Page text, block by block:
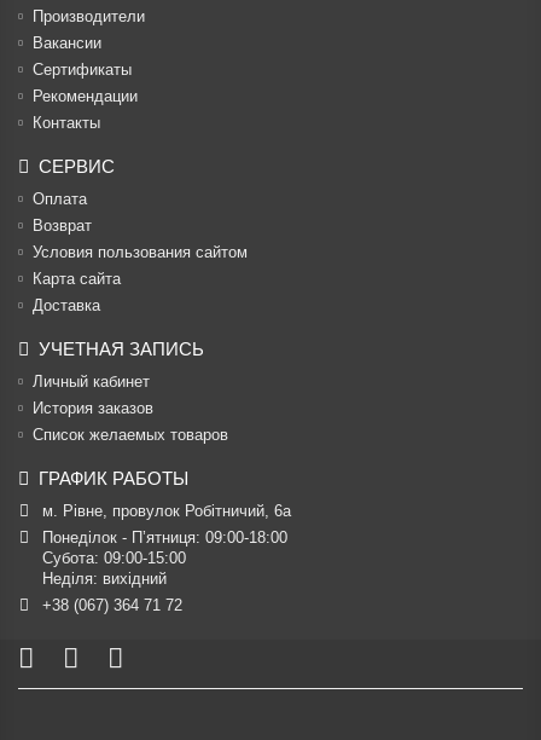
Производители
Вакансии
Cертификаты
Рекомендации
Контакты
СЕРВИС
Оплата
Возврат
Условия пользования сайтом
Карта сайта
Доставка
УЧЕТНАЯ ЗАПИСЬ
Личный кабинет
История заказов
Список желаемых товаров
ГРАФИК РАБОТЫ
м. Рівне, провулок Робітничий, 6а
Понеділок - П’ятниця: 09:00-18:00
Субота: 09:00-15:00
Неділя: вихідний
+38 (067) 364 71 72